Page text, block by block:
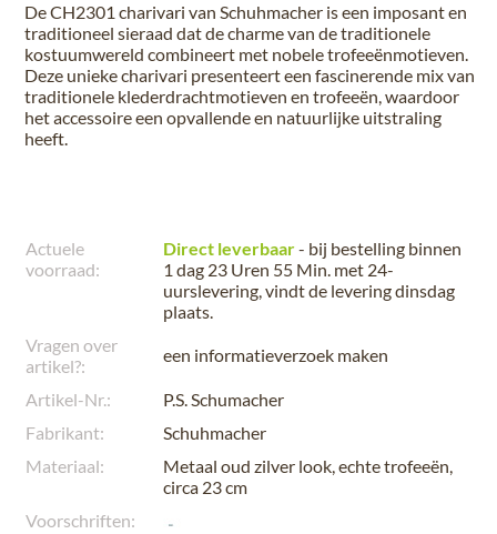
De CH2301 charivari van Schuhmacher is een imposant en
traditioneel sieraad dat de charme van de traditionele
kostuumwereld combineert met nobele trofeeënmotieven.
Deze unieke charivari presenteert een fascinerende mix van
traditionele klederdrachtmotieven en trofeeën, waardoor
het accessoire een opvallende en natuurlijke uitstraling
heeft.
Actuele
voorraad:
Direct leverbaar- bij bestelling binnen
1 dag 23 Uren 55 Min. met 24-
uurslevering, vindt de leveringdinsdag
plaats.
Vragen over
artikel?:
een informatieverzoek maken
Artikel-Nr.:
P.S. Schumacher
Fabrikant:
Schuhmacher
Materiaal:
Metaal oud zilver look, echte trofeeën,
circa 23 cm
Voorschriften: